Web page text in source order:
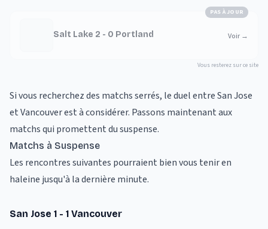
PAS À JOUR
Salt Lake 2 - 0 Portland Voir →
Vous resterez sur ce site
Si vous recherchez des matchs serrés, le duel entre San Jose
et Vancouver est à considérer. Passons maintenant aux
matchs qui promettent du suspense.
Matchs à Suspense
Les rencontres suivantes pourraient bien vous tenir en
haleine jusqu'à la dernière minute.
San Jose 1 - 1 Vancouver